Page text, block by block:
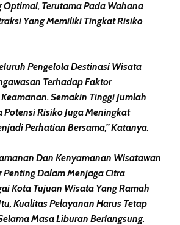
Optimal, Terutama Pada Wahana
Yang Memiliki Tingkat Risiko
Pengelola Destinasi Wisata
Terhadap Faktor
Semakin Tinggi Jumlah
Potensi Risiko Juga Meningkat
Perhatian Bersama,” Katanya.
Dan Kenyamanan Wisatawan
Dalam Menjaga Citra
Kota Tujuan Wisata Yang Ramah
Kualitas Pelayanan Harus Tetap
Masa Liburan Berlangsung.